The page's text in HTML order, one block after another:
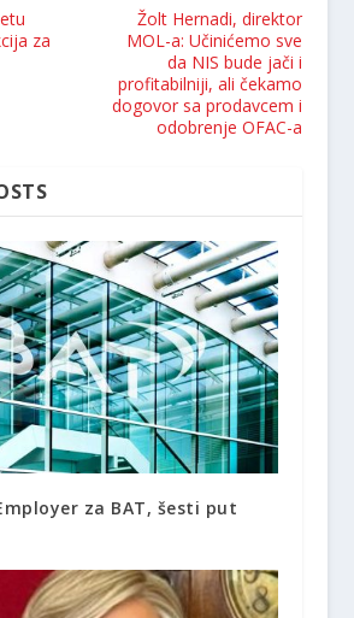
za
Žolt Hernadi, direktor
MOL-a: Učinićemo sve
da NIS bude jači i
profitabilniji, ali čekamo
dogovor sa prodavcem i
odobrenje OFAC-a
za BAT, šesti put